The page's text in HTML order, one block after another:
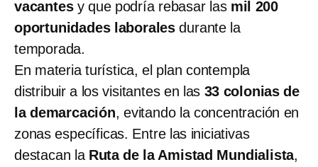
vacantesy que podría rebasar las mil 200
oportunidades laborales durante la
temporada.
En materia turística, el plan contempla
distribuir a los visitantes en las 33 colonias de
la demarcación, evitando la concentración en
zonas específicas. Entre las iniciativas
destacan la Ruta de la Amistad Mundialista,